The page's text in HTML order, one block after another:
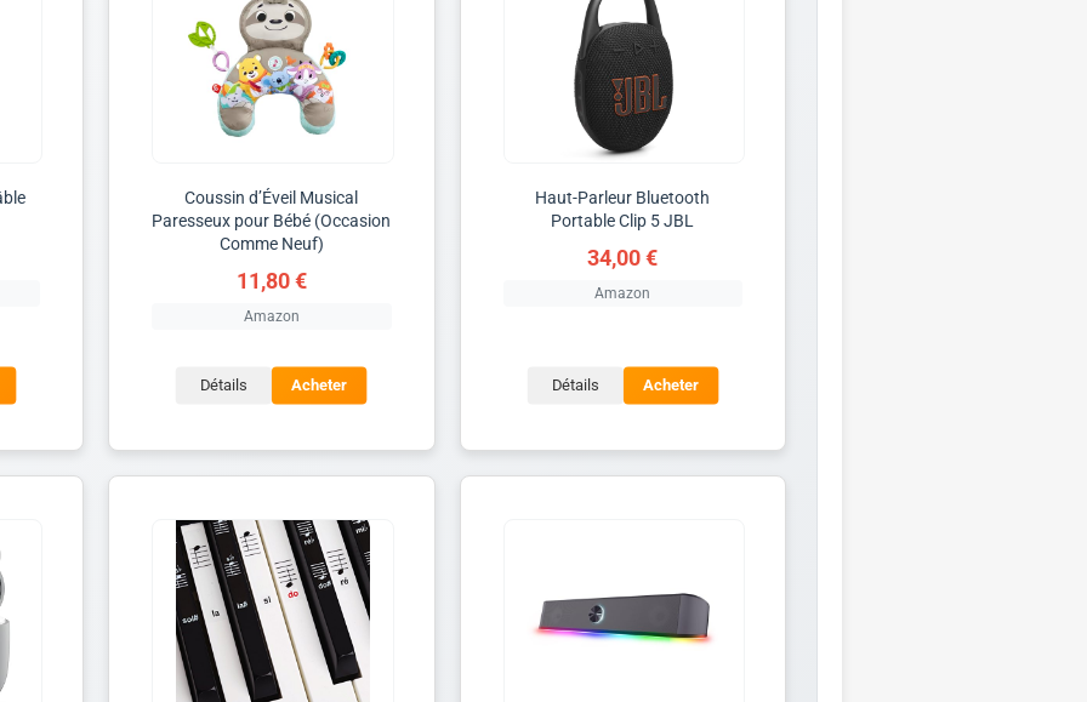
Coussin d’Éveil Musical
Paresseux pour Bébé (Occasion
Comme Neuf)
11,80 €
Amazon
Détails Acheter
Haut-Parleur Bluetooth
Portable Clip 5 JBL
34,00 €
Amazon
Détails Acheter